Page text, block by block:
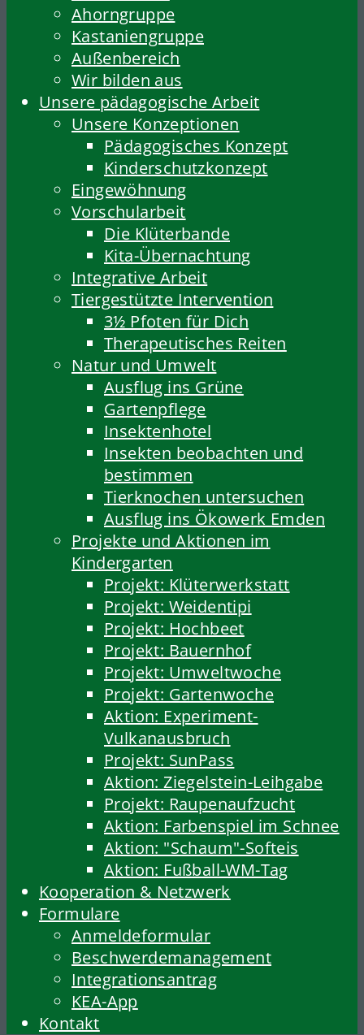
Ahorngruppe
Kastaniengruppe
Außenbereich
Wir bilden aus
Unsere pädagogische Arbeit
Unsere Konzeptionen
Pädagogisches Konzept
Kinderschutzkonzept
Eingewöhnung
Vorschularbeit
Die Klüterbande
Kita-Übernachtung
Integrative Arbeit
Tiergestützte Intervention
3½ Pfoten für Dich
Therapeutisches Reiten
Natur und Umwelt
Ausflug ins Grüne
Gartenpflege
Insektenhotel
Insekten beobachten und
bestimmen
Tierknochen untersuchen
Ausflug ins Ökowerk Emden
Projekte und Aktionen im
Kindergarten
Projekt: Klüterwerkstatt
Projekt: Weidentipi
Projekt: Hochbeet
Projekt: Bauernhof
Projekt: Umweltwoche
Projekt: Gartenwoche
Aktion: Experiment-
Vulkanausbruch
Projekt: SunPass
Aktion: Ziegelstein-Leihgabe
Projekt: Raupenaufzucht
Aktion: Farbenspiel im Schnee
Aktion: "Schaum"-Softeis
Aktion: Fußball-WM-Tag
Kooperation & Netzwerk
Formulare
Anmeldeformular
Beschwerdemanagement
Integrationsantrag
KEA-App
Kontakt